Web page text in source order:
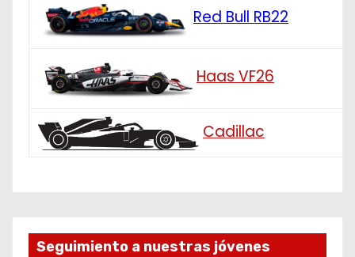
Red Bull RB22
Haas VF26
Cadillac
Seguimiento a nuestras jóvenes